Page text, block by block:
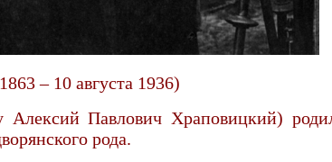
– 10 августа 1936)
Павлович Храповицкий)
рода.